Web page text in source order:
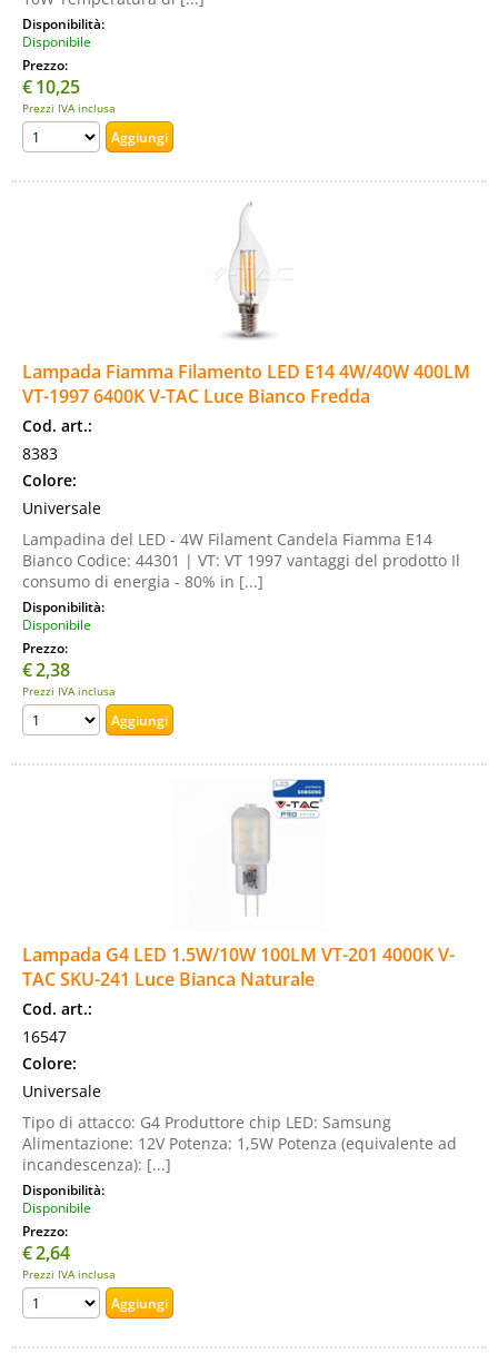
Disponibilità:
Disponibile
Prezzo:
€10,25
Prezzi IVA inclusa
Lampada Fiamma Filamento LED E14 4W/40W 400LM
VT-1997 6400K V-TAC Luce Bianco Fredda
Cod. art.:
8383
Colore:
Universale
Lampadina del LED - 4W Filament Candela Fiamma E14
Bianco Codice: 44301 | VT: VT 1997 vantaggi del prodotto Il
consumo di energia - 80% in [...]
Disponibilità:
Disponibile
Prezzo:
€2,38
Prezzi IVA inclusa
Lampada G4 LED 1.5W/10W 100LM VT-201 4000K V-
TAC SKU-241 Luce Bianca Naturale
Cod. art.:
16547
Colore:
Universale
Tipo di attacco: G4 Produttore chip LED: Samsung
Alimentazione: 12V Potenza: 1,5W Potenza (equivalente ad
incandescenza): [...]
Disponibilità:
Disponibile
Prezzo:
€2,64
Prezzi IVA inclusa